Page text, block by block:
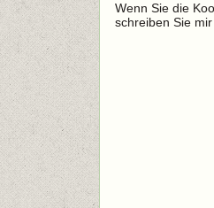
Wenn Sie die
schreiben Sie